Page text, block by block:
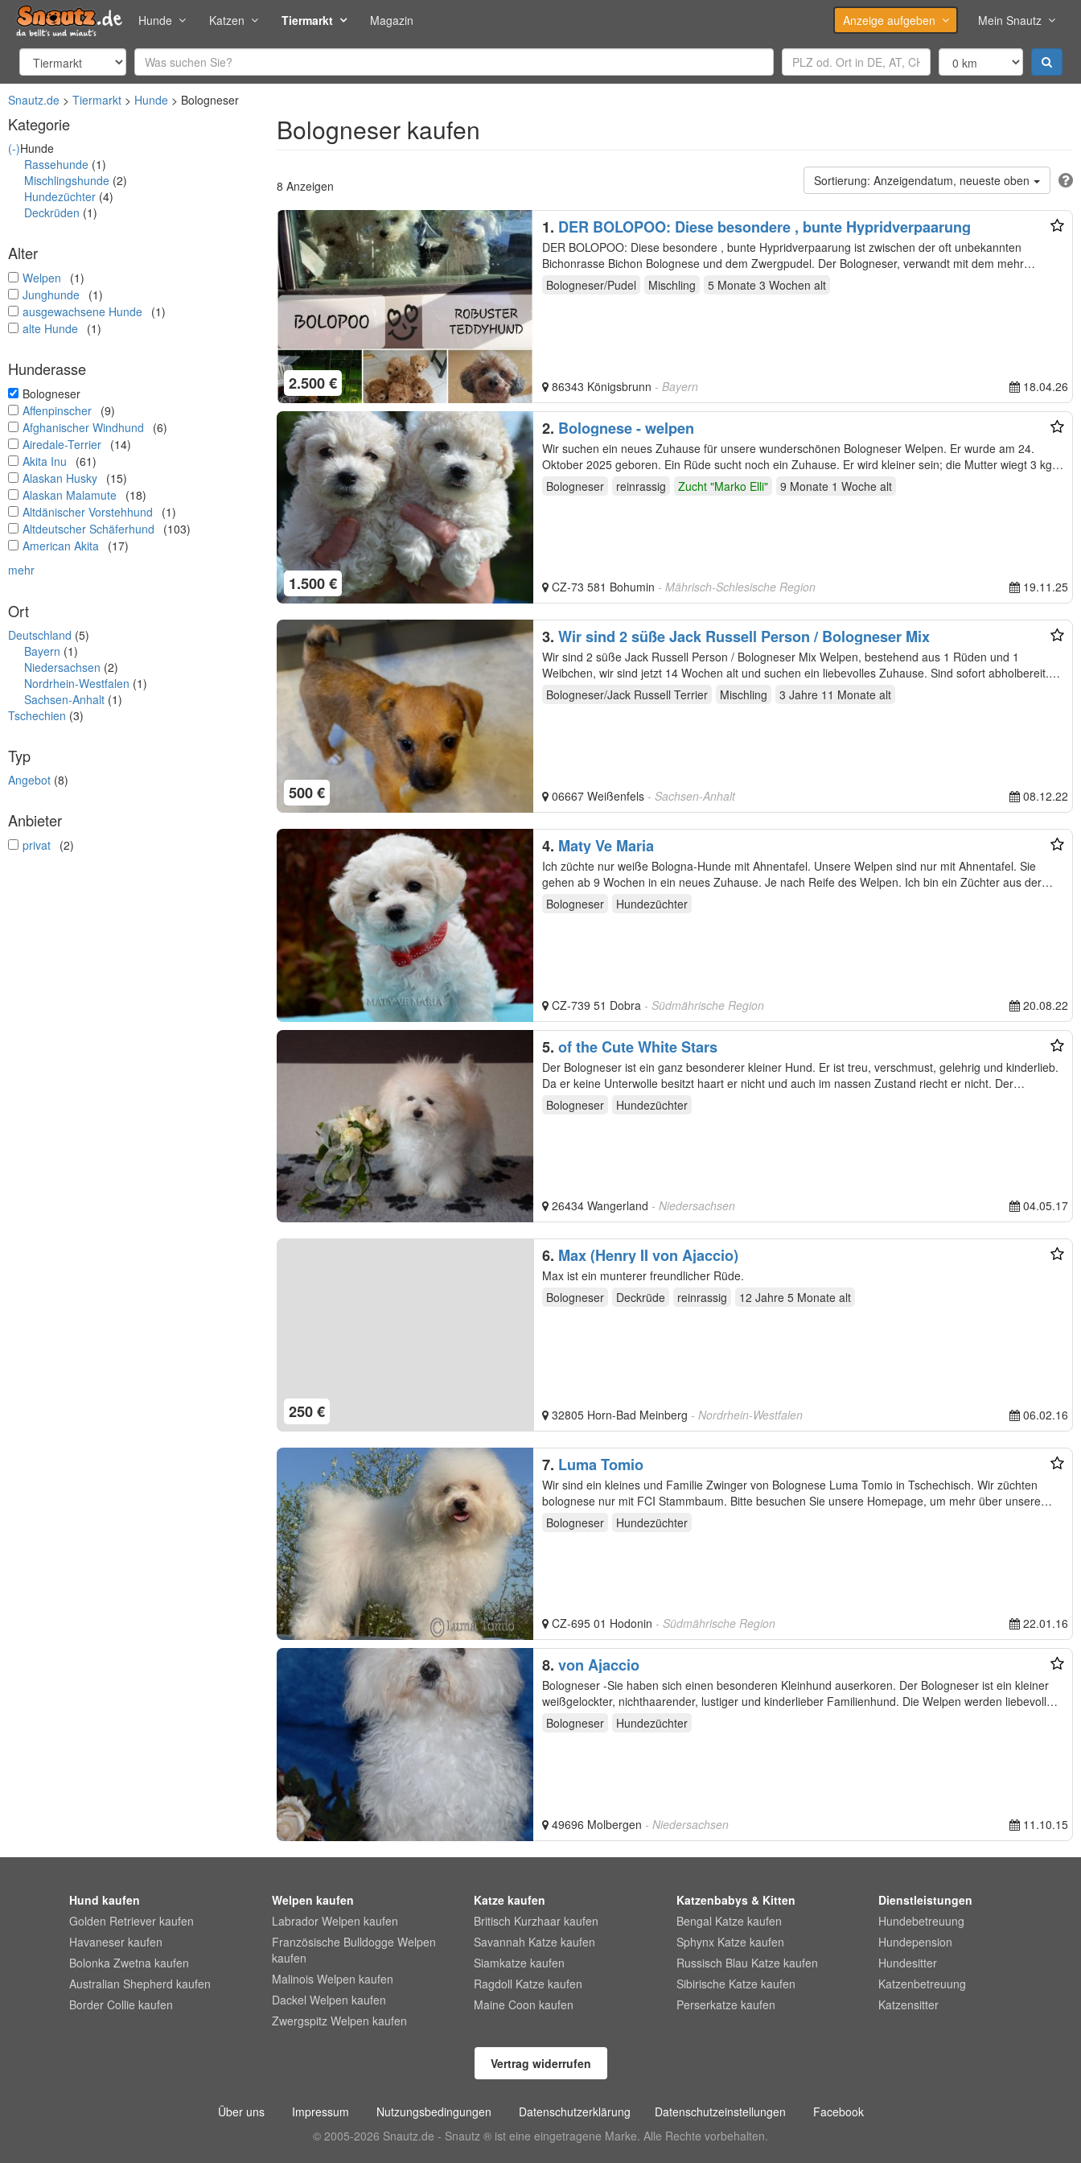
Hunde Katzen Tiermarkt Magazin Anzeige aufgeben Mein Snautz
Snautz.de Tiermarkt Hunde Bologneser
Kategorie
(-)Hunde
Rassehunde (1)
Mischlingshunde (2)
Hundezüchter (4)
Deckrüden (1)
Alter
undefined
Welpen
(1)
undefined
Junghunde (1)
undefined
ausgewachsene Hunde (1)
undefined
alte Hunde (1)
Hunderasse
undefined
Bologneser
undefined
Affenpinscher (9)
undefined
Afghanischer Windhund
(6)
undefined
Airedale-Terrier (14)
undefined
Akita Inu
(61)
undefined
Alaskan Husky (15)
undefined
Alaskan Malamute (18)
undefined
Altdänischer Vorstehhund
(1)
undefined
Altdeutscher Schäferhund
(103)
undefined
American Akita (17)
mehr
Ort
Deutschland (5)
Bayern (1)
Niedersachsen (2)
Nordrhein-Westfalen (1)
Sachsen-Anhalt (1)
Tschechien (3)
Typ
Angebot (8)
Anbieter
undefined
privat (2)
Bologneser kaufen
Anzeigendatum, neueste oben
8 Anzeigen
1. DER BOLOPOO: Diese besondere , bunte Hypridverpaarung
2.500 €
DER BOLOPOO: Diese besondere , bunte Hypridverpaarung ist zwischen der oft unbekannten
Bichonrasse Bichon Bolognese und dem Zwergpudel. Der Bologneser, verwandt mit dem mehr
bekannten Malteser, ist…
Bologneser/Pudel Mischling 5 Monate 3 Wochen alt
86343 Königsbrunn - Bayern 18.04.26
2. Bolognese - welpen
1.500 €
Wir suchen ein neues Zuhause für unsere wunderschönen Bologneser Welpen. Er wurde am 24.
Oktober 2025 geboren. Ein Rüde sucht noch ein Zuhause. Er wird kleiner sein; die Mutter wiegt 3 kg
und der…
Bologneser reinrassig Zucht "Marko Elli" 9 Monate 1 Woche alt
CZ-73 581 Bohumin - Mährisch-Schlesische Region 19.11.25
3. Wir sind 2 süße Jack Russell Person / Bologneser Mix
500 €
Wir sind 2 süße Jack Russell Person / Bologneser Mix Welpen, bestehend aus 1 Rüden und 1
Weibchen, wir sind jetzt 14 Wochen alt und suchen ein liebevolles Zuhause. Sind sofort abholbereit.
Wir sind…
Bologneser/Jack Russell Terrier Mischling 3 Jahre 11 Monate alt
06667 Weißenfels - Sachsen-Anhalt 08.12.22
4. Maty Ve Maria
Ich züchte nur weiße Bologna-Hunde mit Ahnentafel. Unsere Welpen sind nur mit Ahnentafel. Sie
gehen ab 9 Wochen in ein neues Zuhause. Je nach Reife des Welpen. Ich bin ein Züchter aus der…
Bologneser
Hundezüchter
CZ-739 51 Dobra - Südmährische Region 20.08.22
5. of the Cute White Stars
Der Bologneser ist ein ganz besonderer kleiner Hund. Er ist treu, verschmust, gelehrig und kinderlieb.
Da er keine Unterwolle besitzt haart er nicht und auch im nassen Zustand riecht er nicht. Der…
Bologneser
Hundezüchter
26434 Wangerland - Niedersachsen 04.05.17
6. Max (Henry II von Ajaccio)
250 €
Max ist ein munterer freundlicher Rüde.
Bologneser
Deckrüde reinrassig 12 Jahre 5 Monate alt
32805 Horn-Bad Meinberg - Nordrhein-Westfalen 06.02.16
7. Luma Tomio
Wir sind ein kleines und Familie Zwinger von Bolognese Luma Tomio in Tschechisch. Wir züchten
bolognese nur mit FCI Stammbaum. Bitte besuchen Sie unsere Homepage, um mehr über unsere
Hunde, unsere…
Bologneser Hundezüchter
CZ-695 01 Hodonin - Südmährische Region 22.01.16
8. von Ajaccio
Bologneser -Sie haben sich einen besonderen Kleinhund auserkoren. Der Bologneser ist ein kleiner
weißgelockter, nichthaarender, lustiger und kinderlieber Familienhund. Die Welpen werden liebevoll
in…
Bologneser Hundezüchter
49696 Molbergen - Niedersachsen 11.10.15
Hund kaufen
Golden Retriever kaufen
Havaneser kaufen
Bolonka Zwetna kaufen
Australian Shepherd kaufen
Border Collie kaufen
Welpen kaufen
Labrador Welpen kaufen
Französische Bulldogge Welpen
kaufen
Malinois Welpen kaufen
Dackel Welpen kaufen
Zwergspitz Welpen kaufen
Katze kaufen
Britisch Kurzhaar kaufen
Savannah Katze kaufen
Siamkatze kaufen
Ragdoll Katze kaufen
Maine Coon kaufen
Katzenbabys & Kitten
Bengal Katze kaufen
Sphynx Katze kaufen
Russisch Blau Katze kaufen
Sibirische Katze kaufen
Perserkatze kaufen
Dienstleistungen
Hundebetreuung
Hundepension
Hundesitter
Katzenbetreuung
Katzensitter
Vertrag widerrufen
Über uns Impressum Nutzungsbedingungen Datenschutzerklärung Datenschutzeinstellungen
Facebook
© 2005-2026 Snautz.de - Snautz ® ist eine eingetragene Marke. Alle Rechte vorbehalten.